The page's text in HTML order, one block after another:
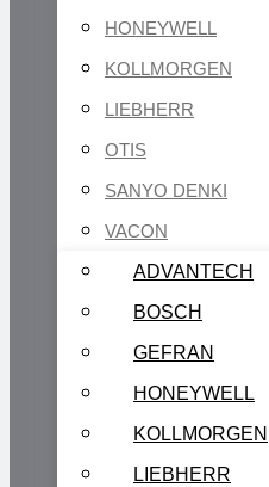
HONEYWELL
KOLLMORGEN
LIEBHERR
OTIS
SANYO DENKI
VACON
ADVANTECH
BOSCH
GEFRAN
HONEYWELL
KOLLMORGEN
LIEBHERR